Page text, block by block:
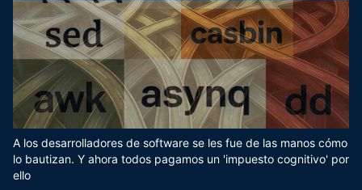
A los desarrolladores de software se les fue de las manos cómo
lo bautizan. Y ahora todos pagamos un 'impuesto cognitivo' por
ello